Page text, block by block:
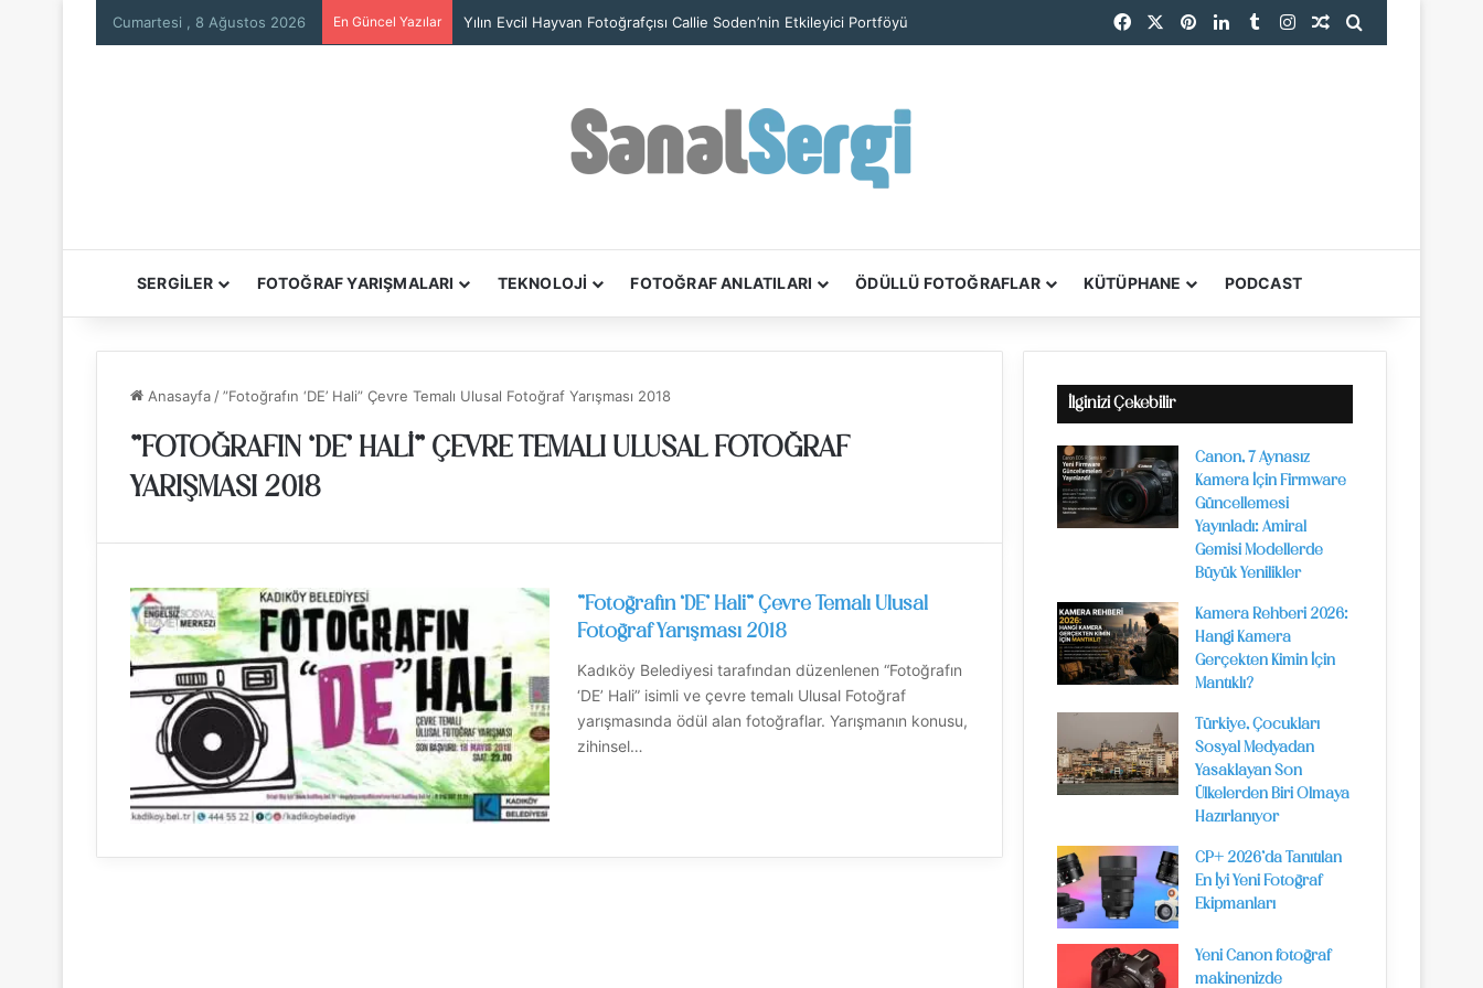
Cumartesi , 8 Ağustos 2026 En Güncel Yazılar William Meyers’in ‘Civics’ Kitabı New York’un Yurttaşlık Hikâyelerini Anlatıyor Facebook PinterestLinkedInTumblrInstagramRastgele Makale
SERGİLER FOTOĞRAF YARIŞMALARI TEKNOLOJİ FOTOĞRAF ANLATILARI ÖDÜLLÜ FOTOĞRAFLAR KÜTÜPHANE PODCAST
Anasayfa /”Fotoğrafın ‘DE’ Hali” Çevre Temalı Ulusal Fotoğraf Yarışması 2018
”FOTOĞRAFIN ‘DE’ HALI” ÇEVRE TEMALI ULUSAL FOTOĞRAF
YARIŞMASI 2018
”Fotoğrafın ‘DE’ Hali” Çevre Temalı Ulusal
Fotoğraf Yarışması 2018
Kadıköy Belediyesi tarafından düzenlenen “Fotoğrafın
‘DE’ Hali” isimli ve çevre temalı Ulusal Fotoğraf
yarışmasında ödül alan fotoğraflar. Yarışmanın konusu,
zihinsel…
İlginizi Çekebilir
Canon, 7 Aynasız
Kamera İçin Firmware
Güncellemesi
Yayınladı: Amiral
Gemisi Modellerde
Büyük Yenilikler
Kamera Rehberi 2026:
Hangi Kamera
Gerçekten Kimin İçin
Mantıklı?
Türkiye, Çocukları
Sosyal Medyadan
Yasaklayan Son
Ülkelerden Biri Olmaya
Hazırlanıyor
CP+ 2026’da Tanıtılan
En İyi Yeni Fotoğraf
Ekipmanları
Yeni Canon fotoğraf
makinenizde